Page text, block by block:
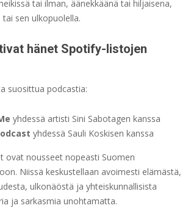
tai ilman, äänekkäänä tai hiljaisena,
sen ulkopuolella.
hänet Spotify-listojen
suosittua podcastia:
yhdessä artisti Sini Sabotagen kanssa
yhdessä Sauli Koskisen kanssa
ovat nousseet nopeasti Suomen
Niissä keskustellaan avoimesti elämästä,
ulkonäöstä ja yhteiskunnallisista
ja sarkasmia unohtamatta.